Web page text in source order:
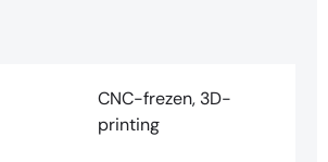
CNC-frezen, 3D-
printing